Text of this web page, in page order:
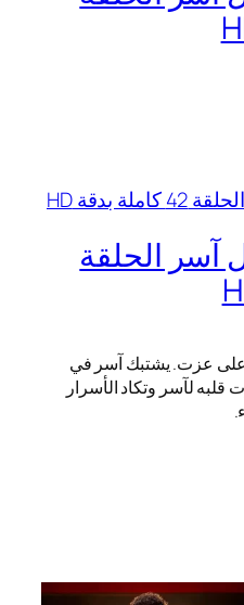
الحلقة
على عزت. يشتبك آسر في
لآسر وتكاد الأسرار